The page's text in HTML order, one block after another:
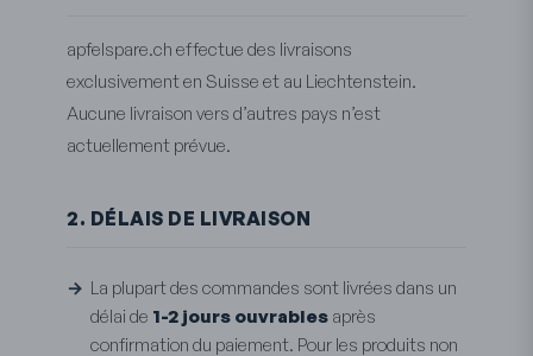
apfelspare.ch effectue des livraisons
exclusivement en Suisse et au Liechtenstein.
Aucune livraison vers d’autres pays n’est
actuellement prévue.
2. DÉLAIS DE LIVRAISON
La plupart des commandes sont livrées dans un
délai de 1-2 jours ouvrables après
confirmation du paiement. Pour les produits non